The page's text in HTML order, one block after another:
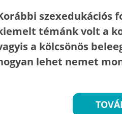
szexedukációs
témánk volt a
a kölcsönös
lehet nemet